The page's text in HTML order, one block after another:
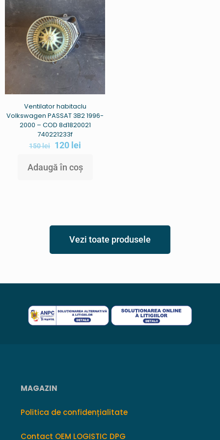
Ventilator habitaclu
Volkswagen PASSAT 3B2 1996-
2000 – COD 8d1820021
740221233f
150lei 120 lei
Adaugă în coș
Vezi toate produsele
MAGAZIN
Politica de confidențialitate
Contact OEM LOGISTIC DPG